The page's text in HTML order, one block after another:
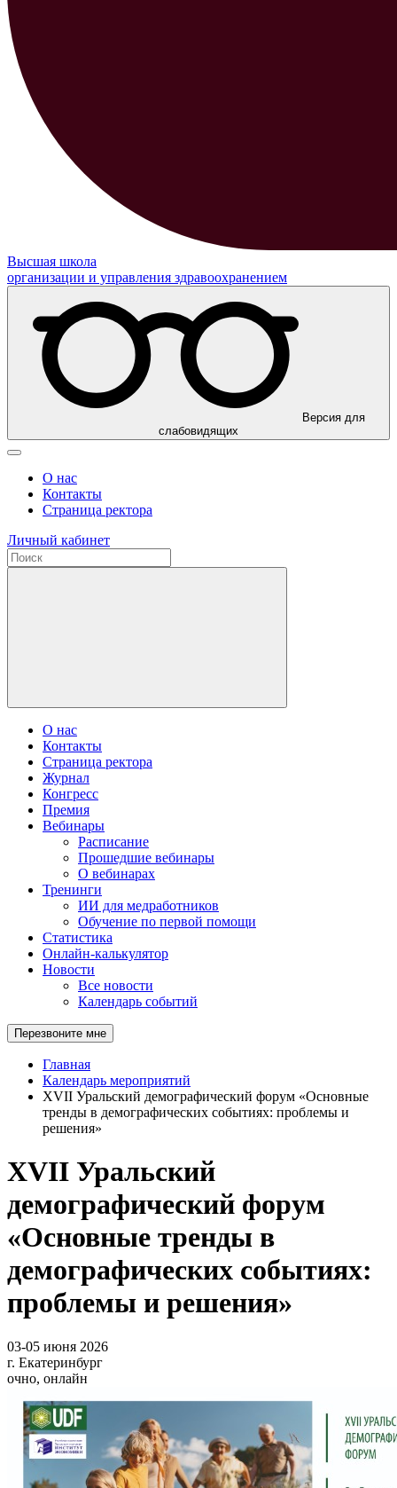
Высшая школа
организации и управления здравоохранением
Версия для
слабовидящих
О нас
Контакты
Страница ректора
Личный кабинет
О нас
Контакты
Страница ректора
Журнал
Конгресс
Премия
Вебинары
Расписание
Прошедшие вебинары
О вебинарах
Тренинги
ИИ для медработников
Обучение по первой помощи
Статистика
Онлайн-калькулятор
Новости
Все новости
Календарь событий
Перезвоните мне
Главная
Календарь мероприятий
XVII Уральский демографический форум «Основные
тренды в демографических событиях: проблемы и
решения»
XVII Уральский
демографический форум
«Основные тренды в
демографических событиях:
проблемы и решения»
03-05 июня 2026
г. Екатеринбург
очно, онлайн